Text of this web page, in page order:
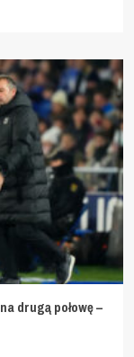
drugą połowę –